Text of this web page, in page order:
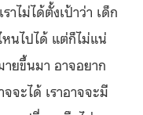
าไม่ได้ตั้งเป้าว่า เด็ก
นไปได้ แต่ก็ไม่แน่
ายขึ้นมา อาจอยาก
จะได้ เราอาจจะมี